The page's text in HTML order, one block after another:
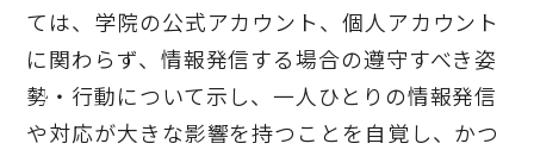
ては、学院の公式アカウント、個人アカウント
に関わらず、情報発信する場合の遵守すべき姿
勢・行動について示し、一人ひとりの情報発信
や対応が大きな影響を持つことを自覚し、かつ